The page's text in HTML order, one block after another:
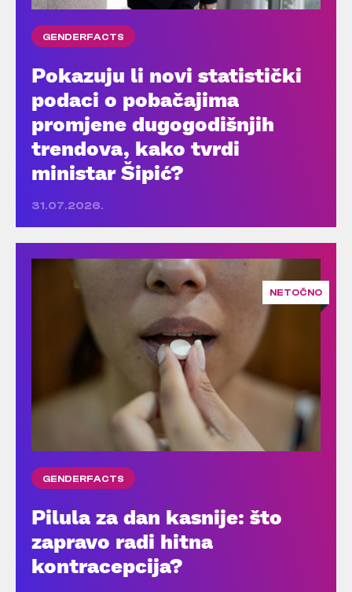
GENDERFACTS
Pokazuju li novi statistički
podaci o pobačajima
promjene dugogodišnjih
trendova, kako tvrdi
ministar Šipić?
31.07.2026.
NETOČNO
GENDERFACTS
Pilula za dan kasnije: što
zapravo radi hitna
kontracepcija?